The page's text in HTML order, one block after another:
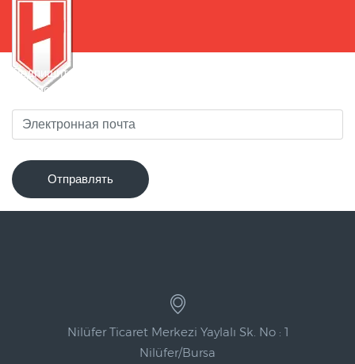
Подпишитесь на нашу рассылку, чтобы быть в курсе
новинок!
Отправлять
Nilüfer Ticaret Merkezi Yaylalı Sk. No : 1
Nilüfer/Bursa